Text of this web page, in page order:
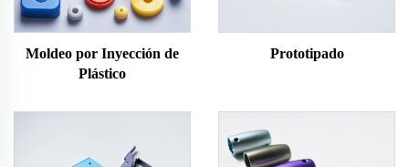
Moldeo por Inyección de
Plástico
Prototipado